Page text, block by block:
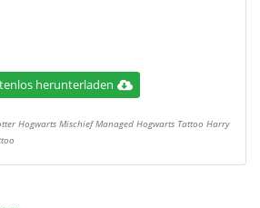
herunterladen
Hogwarts Mischief Managed Hogwarts Tattoo Harry